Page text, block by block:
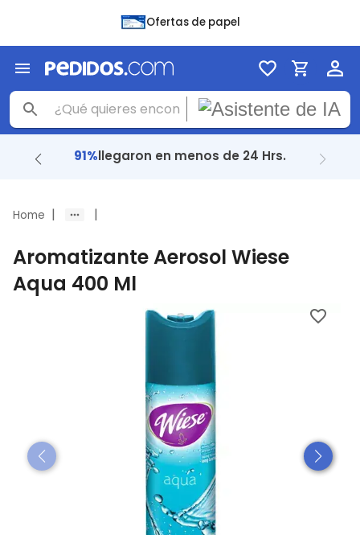
Ofertas de papel
91%llegaron en menos de 24 Hrs.
Home | |
Aromatizante Aerosol Wiese
Aqua 400 Ml